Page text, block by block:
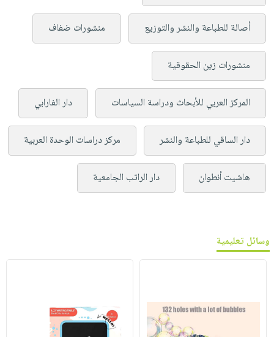
أصالة للطباعة والنشر والتوزيع منشورات ضفاف
منشورات زين الحقوقية
المركز العربي للأبحاث ودراسة السياسات دار الفارابي
دار الساقي للطباعة والنشر مركز دراسات الوحدة العربية
هاشيت أنطوان دار الراتب الجامعية
وسائل تعليمية